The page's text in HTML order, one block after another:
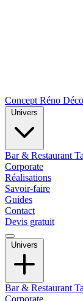
Concept Réno Déco
Bar & Restaurant
Corporate
Réalisations
Savoir-faire
Guides
Contact
Devis gratuit
Univers
Bar & Restaurant
Corporate